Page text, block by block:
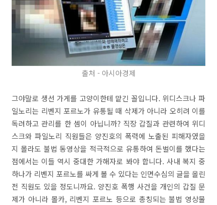
출처 - 아시아경제
그야말로 생선 가게를 고양이한테 맡긴 꼴입니다. 위디스크나 파
일노리는 리벤지 포르노가 유통될 때 삭제가 아니라 오히려 이를
독려하고 관리를 한 셈이 아닙니까? 직장 갑질과 관련하여 위디
스크와 파일노리 직원들은 양진호의 폭력에 노출된 피해자였을
지 몰라도 불법 동영상을 적극적으로 유통하여 돈벌이를 했다는
점에서는 이들 역시 중대한 가해자로 봐야 합니다. 사내 복지 중
하나가 리벤지 포르노를 싸게 볼 수 있다는 인면수심의 글을 올린
전 직원도 있을 정도니까요. 양진호 폭행 사건을 개인의 갑질 문
제가 아니라 몰카, 리벤지 포르노 등으로 총칭되는 불법 영상물